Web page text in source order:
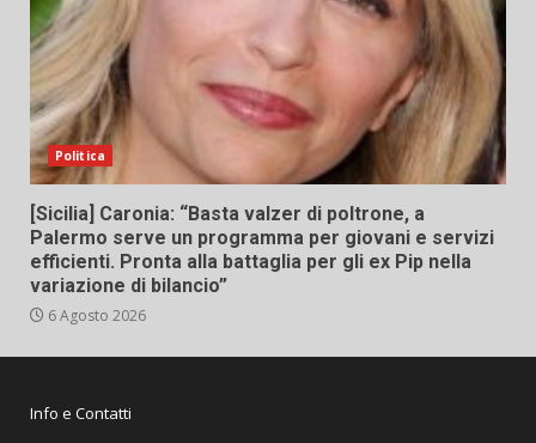
Politica
[Sicilia] Caronia: “Basta valzer di poltrone, a
Palermo serve un programma per giovani e servizi
efficienti. Pronta alla battaglia per gli ex Pip nella
variazione di bilancio”
6 Agosto 2026
Info e Contatti